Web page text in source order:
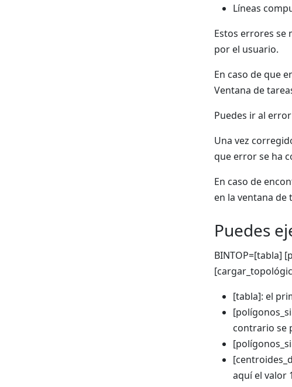
Líneas
Estos errores se
por el usuario.
En caso de que
Ventana de
Puedes ir al
Una vez
que error se ha
En caso de
en la ventana de
Puedes
BINTOP=[tabla]
[tabla]: el
contrario se
aquí el valor